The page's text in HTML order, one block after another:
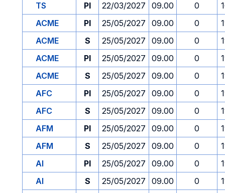
TS
PI 22/03/2027 09.00 0
ACME
PI 25/05/2027 09.00 0
ACME
S 25/05/2027 09.00 0
ACME
PI 25/05/2027 09.00 0
ACME
S 25/05/2027 09.00 0
AFC
PI 25/05/2027 09.00 0
AFC
S 25/05/2027 09.00 0
AFM
PI 25/05/2027 09.00 0
AFM
S 25/05/2027 09.00 0
AI
PI 25/05/2027 09.00 0
AI
S 25/05/2027 09.00 0